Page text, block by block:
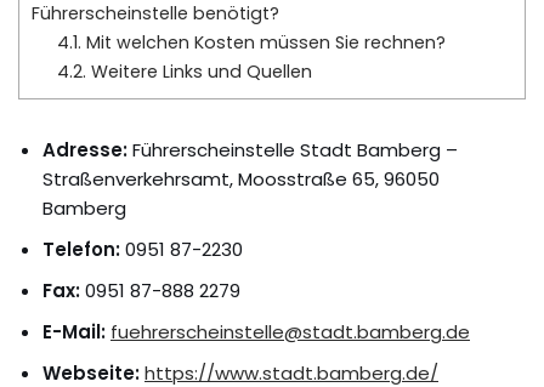
Führerscheinstelle benötigt?
4.1. Mit welchen Kosten müssen Sie rechnen?
4.2. Weitere Links und Quellen
Adresse:Führerscheinstelle Stadt Bamberg –
Straßenverkehrsamt, Moosstraße 65, 96050
Bamberg
Telefon:0951 87-2230
Fax:0951 87-888 2279
E-Mail: fuehrerscheinstelle@stadt.bamberg.de
Webseite:https://www.stadt.bamberg.de/